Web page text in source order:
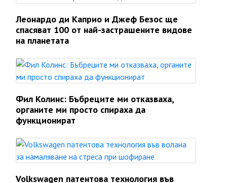
Леонардо ди Каприо и Джеф Безос ще
спасяват 100 от най-застрашените видове
на планетата
Фил Колинс: Бъбреците ми отказваха,
органите ми просто спираха да
функционират
Volkswagen патентова технология във